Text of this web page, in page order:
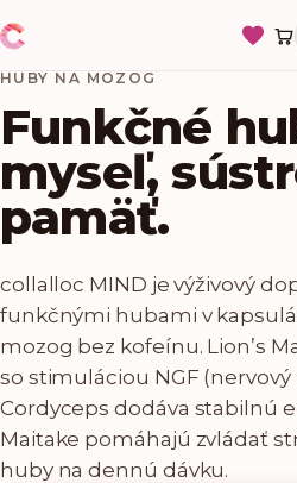
HUBY NA MOZOG
Funkčné
myseľ,
pamäť.
collalloc MIND je výživový
funkčnými hubami v
mozog bez kofeínu. Lion’s
so stimuláciou NGF (nervový
Cordyceps dodáva stabilnú
Maitake pomáhajú zvládať
huby na dennú dávku.